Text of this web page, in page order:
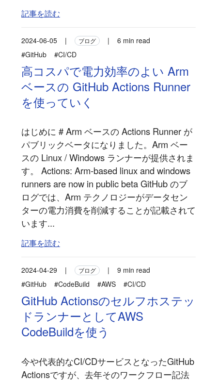
記事を読む
2024-06-05 | ブログ |
6 min read
#GitHub
#CI/CD
高コスパで電力効率のよい Arm
ベースの GitHub Actions Runner
を使っていく
はじめに # Arm ベースの Actions Runner が
パブリックベータになりました。Arm ベー
スの Linux / Windows ランナーが提供されま
す。 Actions: Arm-based linux and windows
runners are now in public beta GitHub のブ
ログでは、Arm テクノロジーがデータセン
ターの電力消費を削減することが記載されて
います...
記事を読む
2024-04-29 | ブログ |
9 min read
#GitHub
#CodeBuild #AWS #CI/CD
GitHub Actionsのセルフホステッ
ドランナーとしてAWS
CodeBuildを使う
今や代表的なCI/CDサービスとなったGitHub
Actionsですが、去年そのワークフロー記法